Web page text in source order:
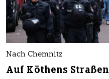
Nach Chemnitz
Auf Köthens Straßen